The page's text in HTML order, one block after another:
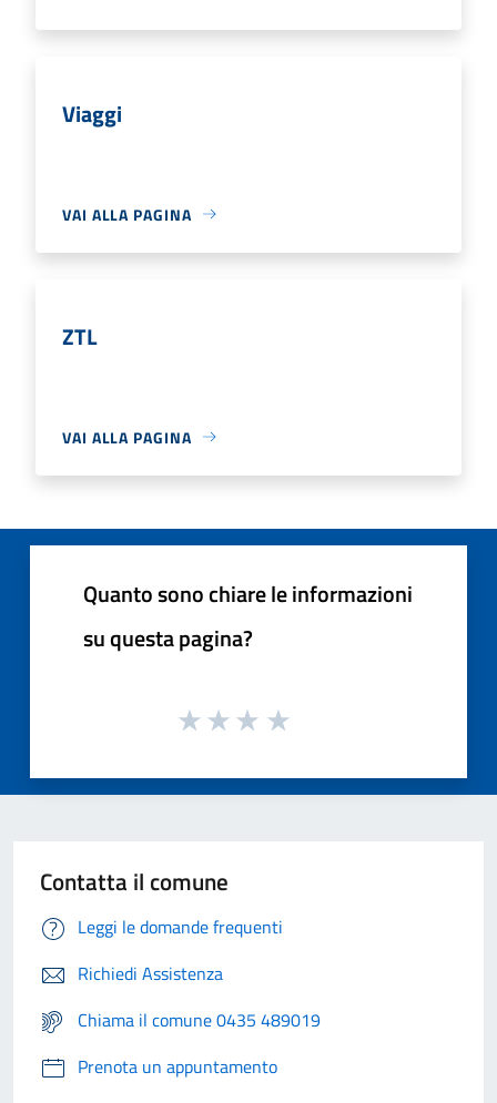
Viaggi
VAI ALLA PAGINA
ZTL
VAI ALLA PAGINA
Quanto sono chiare le informazioni
su questa pagina?
Contatta il comune
Leggi le domande frequenti
Richiedi Assistenza
Chiama il comune 0435 489019
Prenota un appuntamento